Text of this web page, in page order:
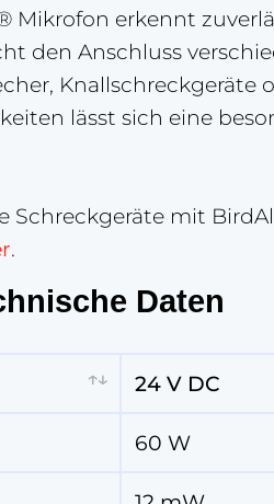
Mikrofon erkennt
den Anschluss
Knallschreckgeräte
lässt sich eine
Schreckgeräte mit
.
Daten
24 V DC
24 V DC
60 W